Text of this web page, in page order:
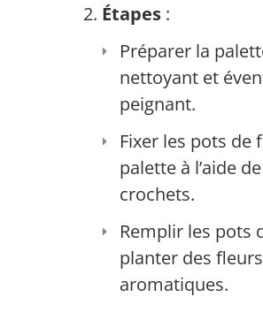
Étapes :
Préparer la
nettoyant et
peignant.
Fixer les pots de
palette à l’aide
crochets.
Remplir les pots
planter des fleurs
aromatiques.